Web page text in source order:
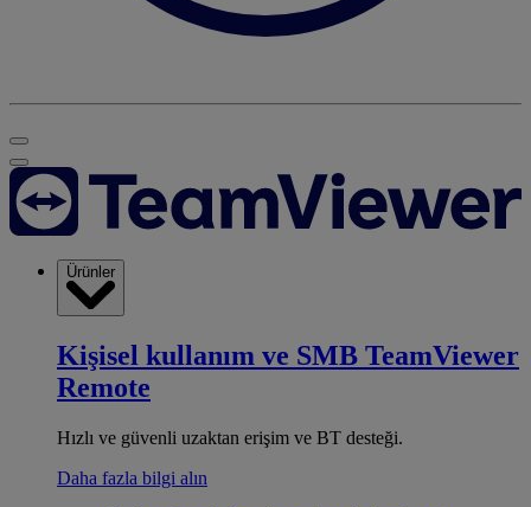
Ürünler
Kişisel kullanım ve SMB TeamViewer
Remote
Hızlı ve güvenli uzaktan erişim ve BT desteği.
Daha fazla bilgi alın